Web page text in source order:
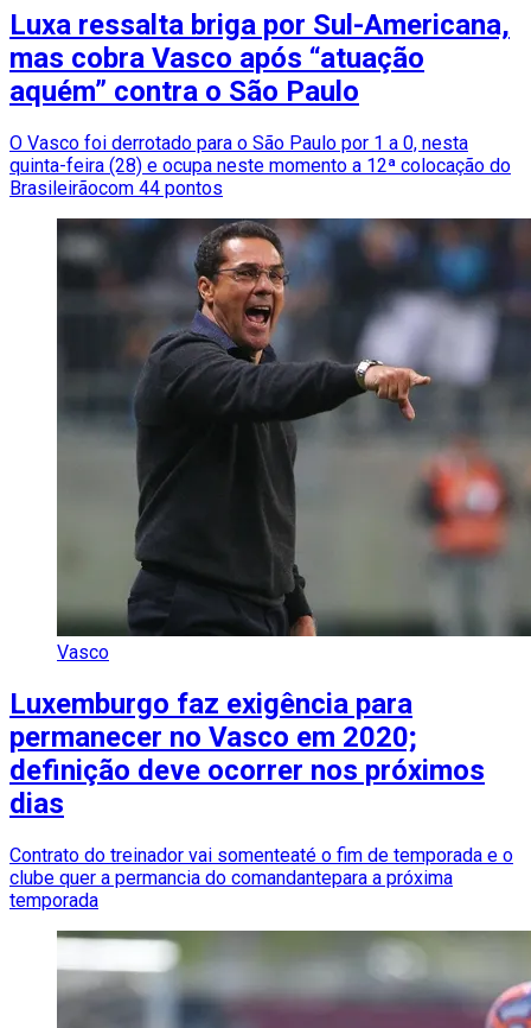
Luxa ressalta briga por Sul-Americana,
mas cobra Vasco após “atuação
aquém” contra o São Paulo
O Vasco foi derrotado para o São Paulo por 1 a 0, nesta
quinta-feira (28) e ocupa neste momento a 12ª colocação do
Brasileirãocom 44 pontos
Vasco
Luxemburgo faz exigência para
permanecer no Vasco em 2020;
definição deve ocorrer nos próximos
dias
Contrato do treinador vai somenteaté o fim de temporada e o
clube quer a permancia do comandantepara a próxima
temporada